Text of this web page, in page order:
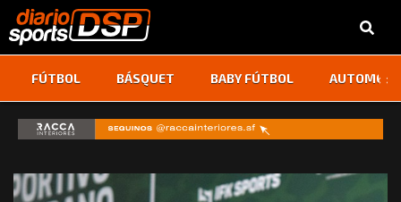
FÚTBOL BÁSQUET BABY FÚTBOL ‹ ›